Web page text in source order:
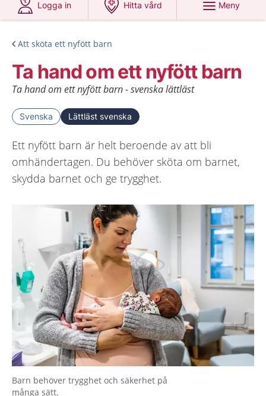
Logga in
Hitta vård
Meny
Att sköta ett nyfött barn
Ta hand om ett nyfött barn
Ta hand om ett nyfött barn - svenska lättläst
Svenska Lättläst svenska
Ett nyfött barn är helt beroende av att bli
omhändertagen. Du behöver sköta om barnet,
skydda barnet och ge trygghet.
Barn behöver trygghet och säkerhet på
många sätt.